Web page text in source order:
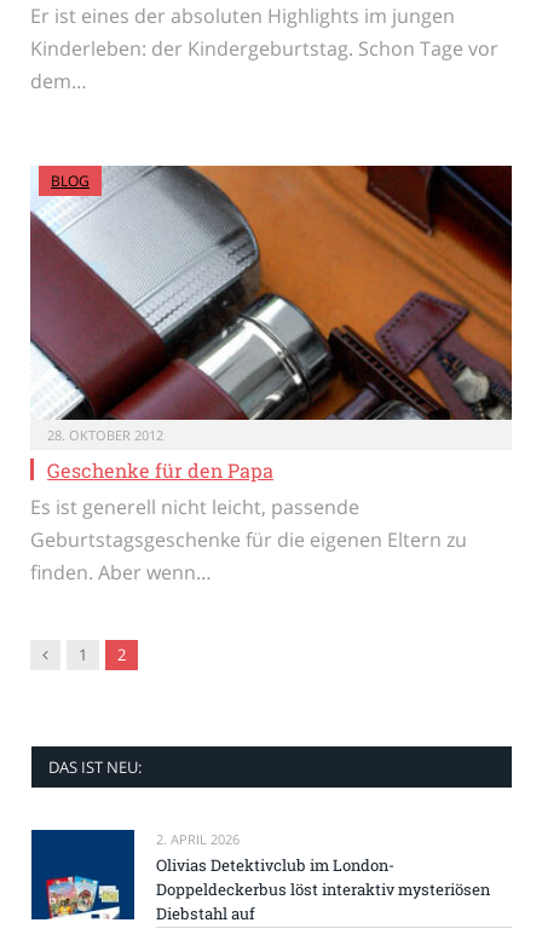
Er ist eines der absoluten Highlights im jungen
Kinderleben: der Kindergeburtstag. Schon Tage vor
dem…
BLOG
28. OKTOBER 2012
Geschenke für den Papa
Es ist generell nicht leicht, passende
Geburtstagsgeschenke für die eigenen Eltern zu
finden. Aber wenn…
Vorgänger
1 2
DAS IST NEU:
2. APRIL 2026
Olivias Detektivclub im London-
Doppeldeckerbus löst interaktiv mysteriösen
Diebstahl auf